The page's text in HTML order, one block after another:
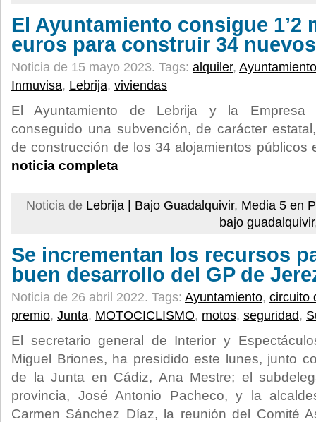
El Ayuntamiento consigue 1’2
euros para construir 34
Noticia de 15 mayo 2023. Tags: alquiler, Ayuntamiento
Inmuvisa, Lebrija, viviendas
El Ayuntamiento de Lebrija y la Empresa
conseguido una subvención, de carácter
de construcción de los 34 alojamientos públicos
noticia completa
Noticia de Lebrija | Bajo Guadalquivir, Media 5 en
bajo guadalquivir
Se incrementan los recursos
buen desarrollo del GP de
Noticia de 26 abril 2022. Tags: Ayuntamiento, circuito
premio, Junta, MOTOCICLISMO, motos, seguridad,
El secretario general de Interior y
Miguel Briones, ha presidido este lunes, junto
de la Junta en Cádiz, Ana Mestre; el
provincia, José Antonio Pacheco, y la
Carmen Sánchez Díaz, la reunión del Comité